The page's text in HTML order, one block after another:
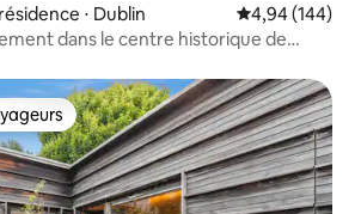
⋅ Dublin Évaluation
4,94 (144)
dans le centre historique de